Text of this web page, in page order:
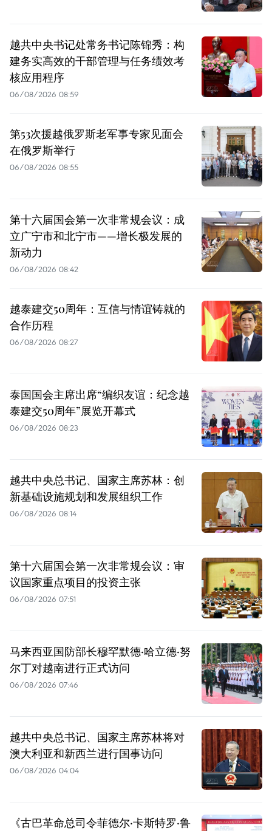
越共中央书记处常务书记陈锦秀：构
建务实高效的干部管理与任务绩效考
核应用程序
06/08/2026 08:59
第53次援越俄罗斯老军事专家见面会
在俄罗斯举行
06/08/2026 08:55
第十六届国会第一次非常规会议：成
立广宁市和北宁市——增长极发展的
新动力
06/08/2026 08:42
越泰建交50周年：互信与情谊铸就的
合作历程
06/08/2026 08:27
泰国国会主席出席“编织友谊：纪念越
泰建交50周年”展览开幕式
06/08/2026 08:23
越共中央总书记、国家主席苏林：创
新基础设施规划和发展组织工作
06/08/2026 08:14
第十六届国会第一次非常规会议：审
议国家重点项目的投资主张
06/08/2026 07:51
马来西亚国防部长穆罕默德·哈立德·努
尔丁对越南进行正式访问
06/08/2026 07:46
越共中央总书记、国家主席苏林将对
澳大利亚和新西兰进行国事访问
06/08/2026 04:04
《古巴革命总司令菲德尔·卡斯特罗·鲁